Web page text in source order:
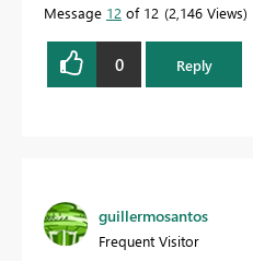
Message 12 of 12 2,146 Views
0 Reply
guillermosantos
Frequent Visitor